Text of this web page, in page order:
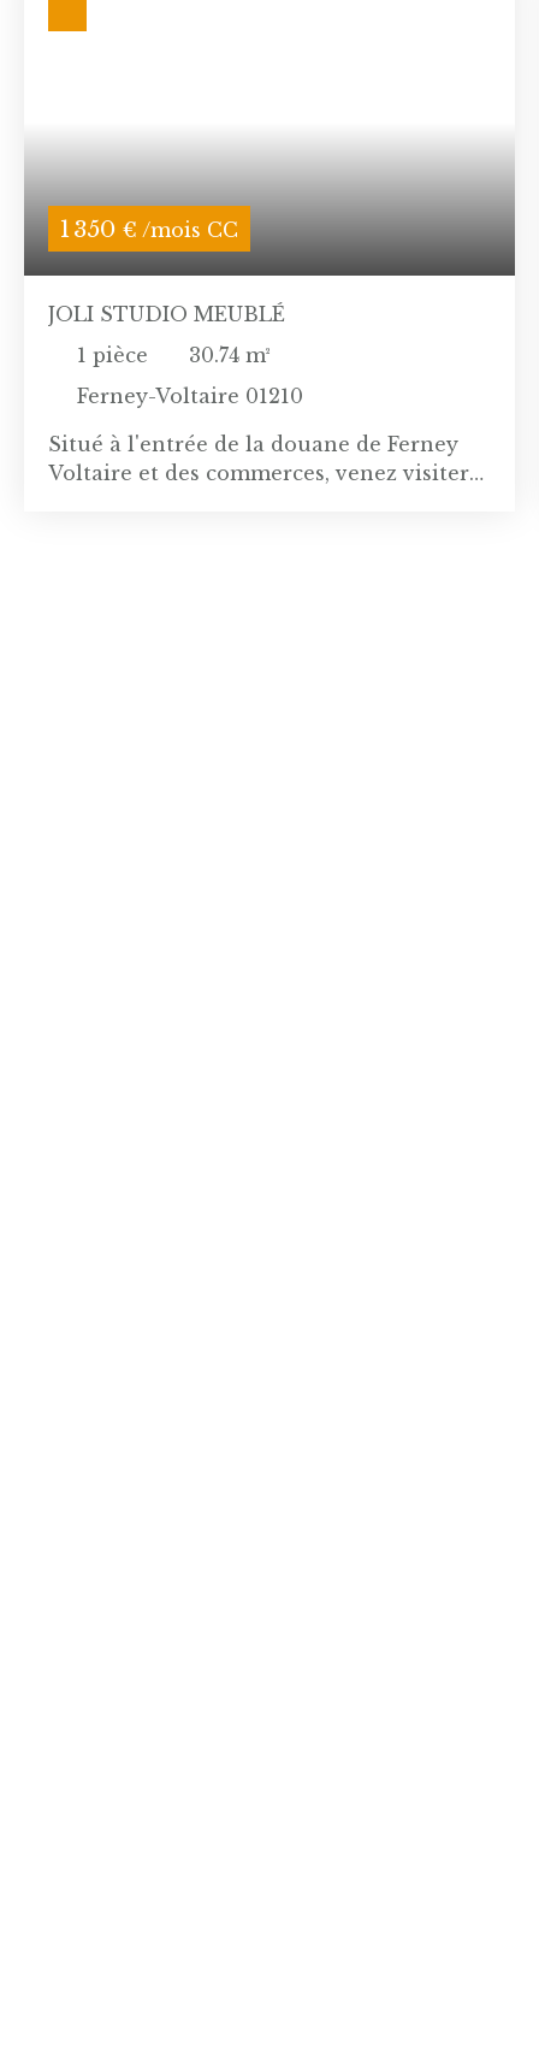
1 350 € /mois CC
JOLI STUDIO MEUBLÉ
1 pièce 30.74 m²
Ferney-Voltaire 01210
Situé à l'entrée de la douane de Ferney
Voltaire et des commerces, venez visiter